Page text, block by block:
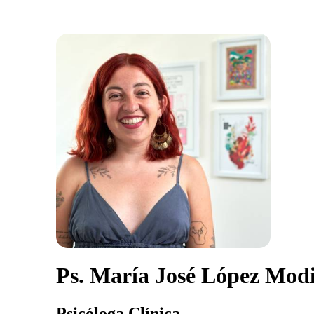
Ps. María José López